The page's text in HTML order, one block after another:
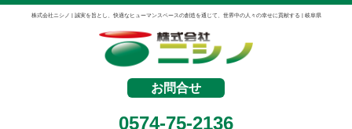
株式会社ニシノ | 誠実を旨とし、快適なヒューマンスペースの創造を通じて、世界中の人々の幸せに貢献する | 岐阜県
お問合せ
0574-75-2136